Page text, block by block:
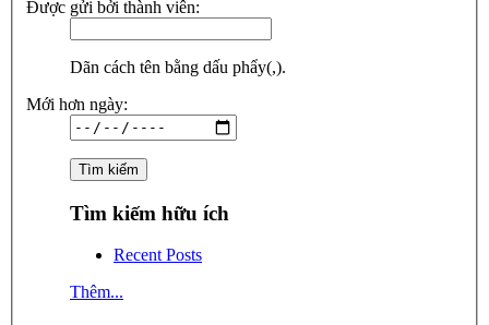
Được gửi bởi thành viên:
Dãn cách tên bằng dấu phẩy(,).
Mới hơn ngày:
Tìm kiếm hữu ích
Recent Posts
Thêm...